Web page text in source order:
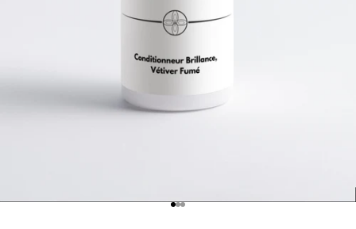
Gehe zu Element 1
Gehe zu Element 2
Gehe zu Element 3